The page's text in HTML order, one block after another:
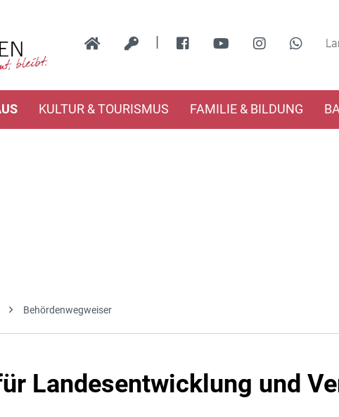
|
KULTUR & TOURISMUS FAMILIE & BILDUNG
Behördenwegweiser
Landesentwicklung und